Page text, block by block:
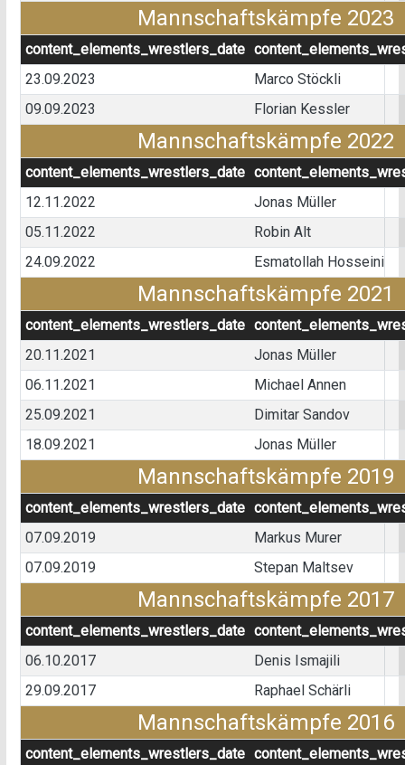
Mannschaftskämpfe 2023
content_elements_wrestlers_date
23.09.2023
Marco Stöckli
09.09.2023
Florian Kessler
Mannschaftskämpfe 2022
content_elements_wrestlers_date
12.11.2022
Jonas Müller
05.11.2022
Robin Alt
24.09.2022
Esmatollah Hosseini
Mannschaftskämpfe 2021
content_elements_wrestlers_date
20.11.2021
Jonas Müller
06.11.2021
Michael Annen
25.09.2021
Dimitar Sandov
18.09.2021
Jonas Müller
Mannschaftskämpfe 2019
content_elements_wrestlers_date
07.09.2019
Markus Murer
07.09.2019
Stepan Maltsev
Mannschaftskämpfe 2017
content_elements_wrestlers_date
06.10.2017
Denis Ismajili
29.09.2017
Raphael Schärli
Mannschaftskämpfe 2016
content_elements_wrestlers_date